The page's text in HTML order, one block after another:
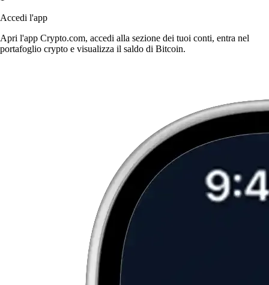
Accedi l'app
Apri l'app Crypto.com, accedi alla sezione dei tuoi conti, entra nel
portafoglio crypto e visualizza il saldo di Bitcoin.